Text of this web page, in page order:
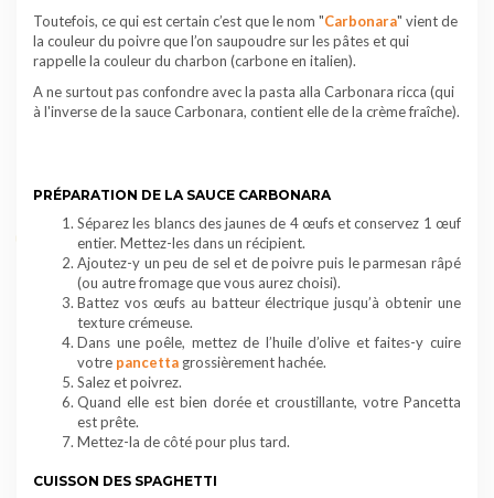
Toutefois, ce qui est certain c’est que le nom "Carbonara" vient de
la couleur du poivre que l’on saupoudre sur les pâtes et qui
rappelle la couleur du charbon (carbone en italien).
A ne surtout pas confondre avec la pasta alla Carbonara ricca (qui
à l'inverse de la sauce Carbonara, contient elle de la crème fraîche).
PRÉPARATION DE LA SAUCE CARBONARA
Séparez les blancs des jaunes de 4œufset conservez 1 œuf
entier. Mettez-les dans un récipient.
Ajoutez-y un peu de sel et de poivre puis le parmesan râpé
(ou autre fromage que vous aurez choisi).
Battez vos œufs au batteur électrique jusqu’à obtenir une
texture crémeuse.
Dans une poêle, mettez de l’huile d’olive et faites-y cuire
votre pancetta grossièrement hachée.
Salez et poivrez.
Quand elle est bien dorée et croustillante, votre Pancetta
est prête.
Mettez-la de côté pour plus tard.
CUISSON DES SPAGHETTI